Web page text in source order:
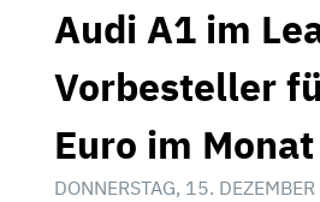
Audi A1 im
Vorbesteller
Euro im
DONNERSTAG, 15.